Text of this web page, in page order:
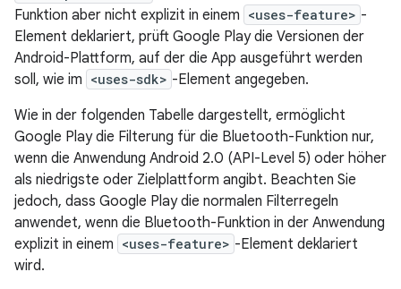
Funktion aber nicht explizit in einem <uses-feature> -
Element deklariert, prüft Google Play die Versionen der
Android-Plattform, auf der die App ausgeführt werden
soll, wie im <uses-sdk> -Element angegeben.
Wie in der folgenden Tabelle dargestellt, ermöglicht
Google Play die Filterung für die Bluetooth-Funktion nur,
wenn die Anwendung Android 2.0 (API-Level 5) oder höher
als niedrigste oder Zielplattform angibt. Beachten Sie
jedoch, dass Google Play die normalen Filterregeln
anwendet, wenn die Bluetooth-Funktion in der Anwendung
explizit in einem <uses-feature> -Element deklariert
wird.